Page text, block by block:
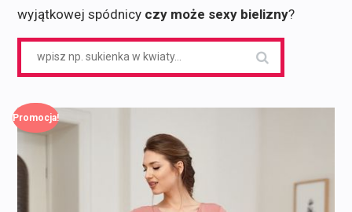
wyjątkowej spódnicy czy może sexy bielizny?
Promocja!